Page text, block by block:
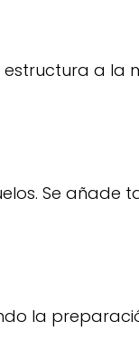
a la
Se
la